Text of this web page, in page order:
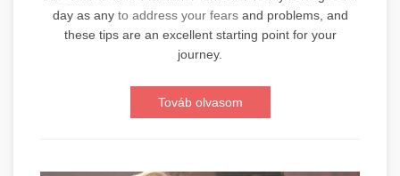
day as any to address your fearsand problems, and
these tips are an excellent starting point for your
journey.
Továb olvasom